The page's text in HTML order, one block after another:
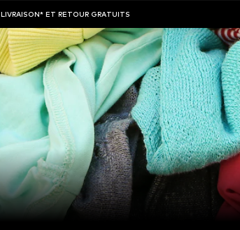
LIVRAISON* ET RETOUR GRATUITS